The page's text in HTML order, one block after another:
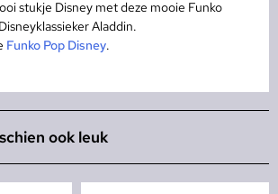
stukje Disney met deze mooie Funko
Aladdin.
Funko Pop Disney.
ook leuk